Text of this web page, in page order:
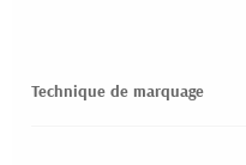
Technique de marquage